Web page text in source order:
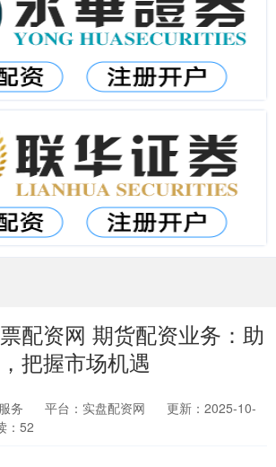
配资网 期货配资业务：助
把握市场机遇
务 平台：实盘配资网
更新：2025-10-
：52